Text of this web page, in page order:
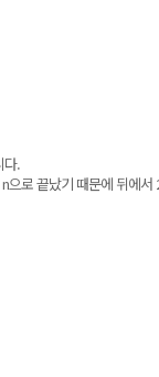
다.
로 끝났기 때문에 뒤에